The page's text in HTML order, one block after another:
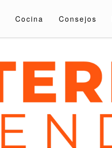
Cocina Consejos